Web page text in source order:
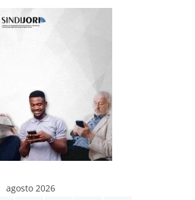
agosto 2026